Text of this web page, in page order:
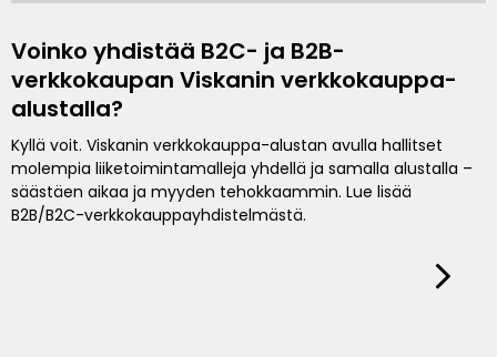
Voinko yhdistää B2C- ja B2B-
verkkokaupan Viskanin verkkokauppa-
alustalla?
Kyllä voit. Viskanin verkkokauppa-alustan avulla hallitset
molempia liiketoimintamalleja yhdellä ja samalla alustalla –
säästäen aikaa ja myyden tehokkaammin. Lue lisää
B2B/B2C-verkkokauppayhdistelmästä.